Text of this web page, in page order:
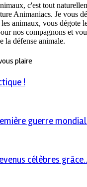
c'est tout
Animaniacs. Je vous
animaux, vous dégote
nos compagnons et
la défense animale.
plaire
!
guerre
célèbres